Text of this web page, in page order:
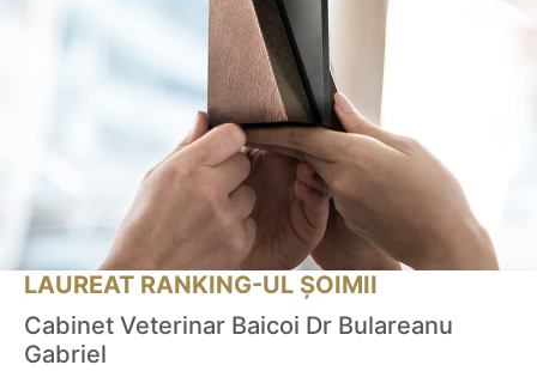
LAUREAT RANKING-UL ȘOIMII
Cabinet Veterinar Baicoi Dr Bulareanu
Gabriel